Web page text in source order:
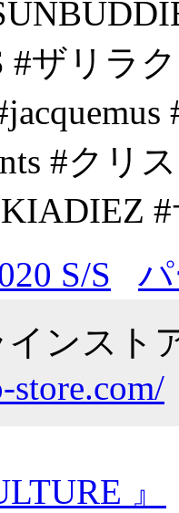
#ザリラ
#クリ
S/S
インスト
store.com/
』